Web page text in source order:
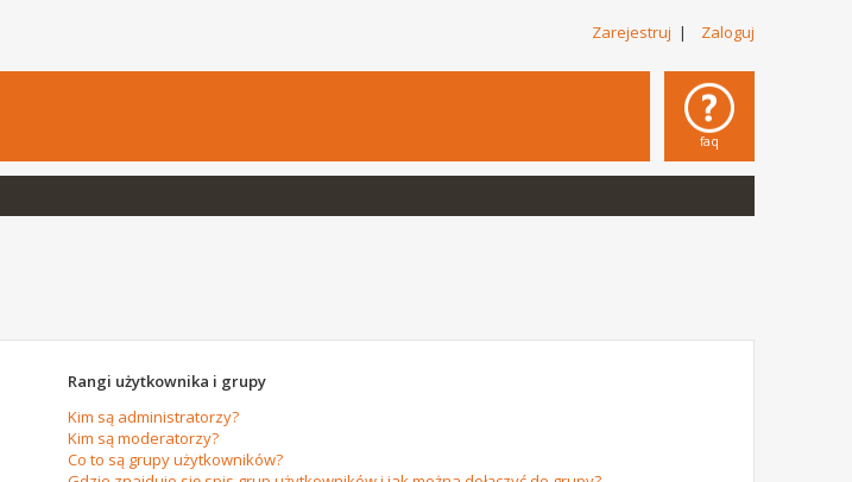
Zarejestruj | Zaloguj
faq
Rangi użytkownika i grupy
Kim są administratorzy?
Kim są moderatorzy?
Co to są grupy użytkowników?